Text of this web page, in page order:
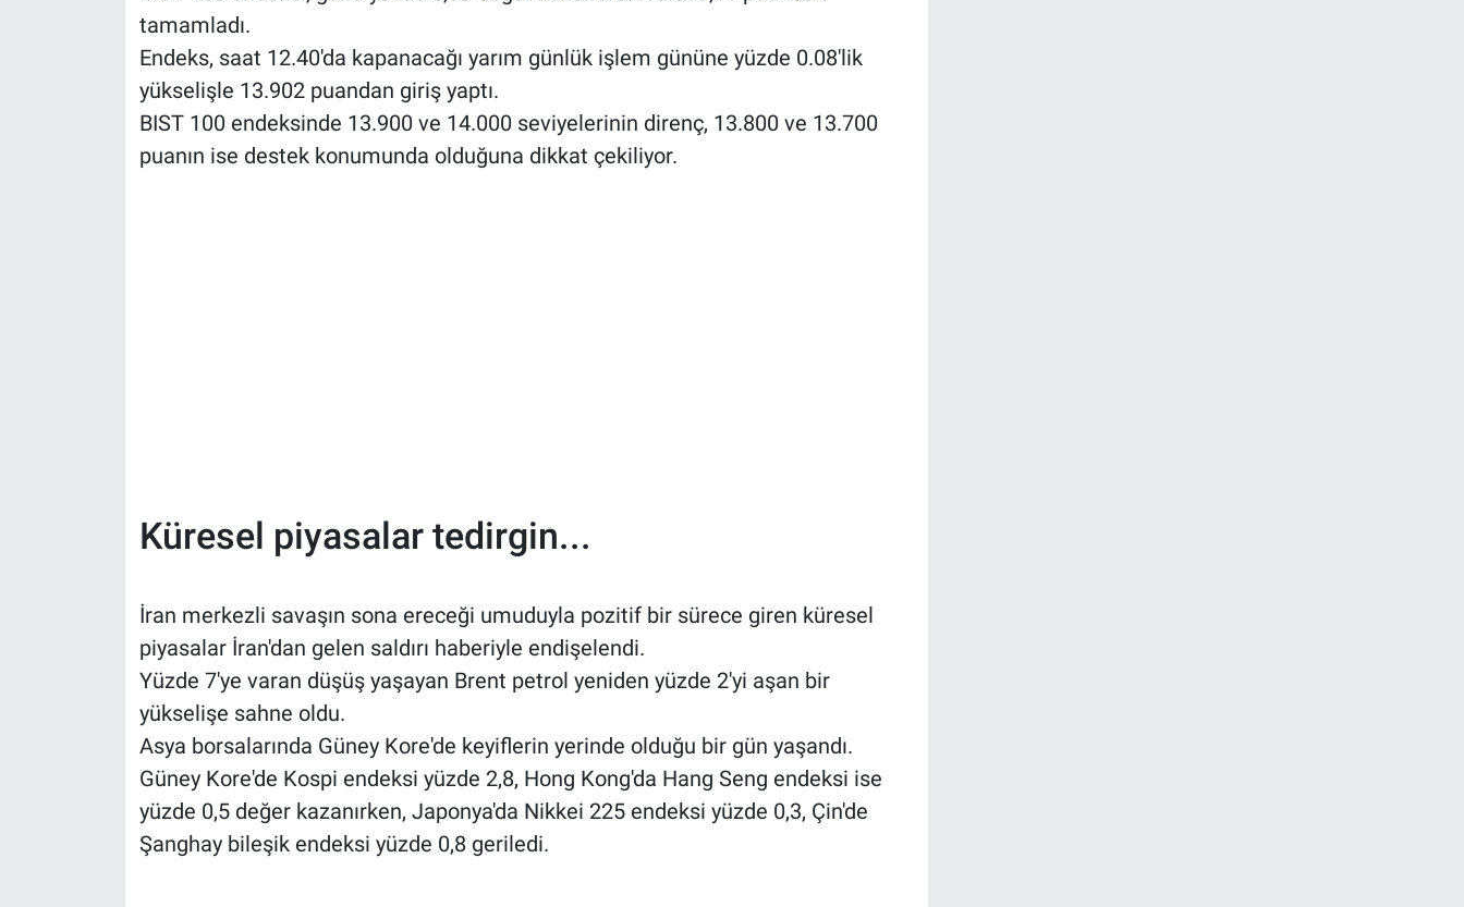
tamamladı.
Endeks, saat 12.40'da kapanacağı yarım günlük işlem gününe yüzde 0.08'lik
yükselişle 13.902 puandan giriş yaptı.
BIST 100 endeksinde 13.900 ve 14.000 seviyelerinin direnç, 13.800 ve 13.700
puanın ise destek konumunda olduğuna dikkat çekiliyor.
Küresel piyasalar tedirgin...
İran merkezli savaşın sona ereceği umuduyla pozitif bir sürece giren küresel
piyasalar İran'dan gelen saldırı haberiyle endişelendi.
Yüzde 7'ye varan düşüş yaşayan Brent petrol yeniden yüzde 2'yi aşan bir
yükselişe sahne oldu.
Asya borsalarında Güney Kore'de keyiflerin yerinde olduğu bir gün yaşandı.
Güney Kore'de Kospi endeksi yüzde 2,8, Hong Kong'da Hang Seng endeksi ise
yüzde 0,5 değer kazanırken, Japonya'da Nikkei 225 endeksi yüzde 0,3, Çin'de
Şanghay bileşik endeksi yüzde 0,8 geriledi.